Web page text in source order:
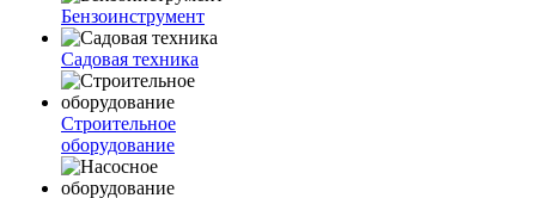
Бензоинструмент
Садовая техника
Строительное
оборудование